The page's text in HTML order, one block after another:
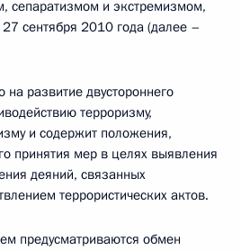
сепаратизмом и экстремизмом,
сентября 2010 года (далее –
развитие двустороннего
терроризму,
и содержит положения,
принятия мер в целях выявления
деяний, связанных
террористических актов.
предусматриваются обмен